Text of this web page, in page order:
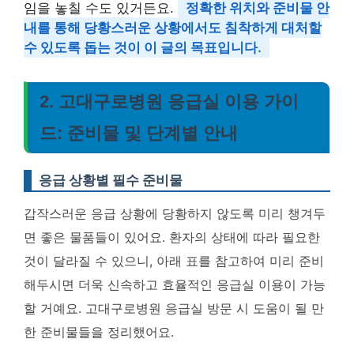
임을 놓칠 수도 있거든요.
정확한 위치와 준비물 안
내를 통해 당황스러운 상황에서도 침착하게 대처할
수 있도록 돕는 것이 이 글의 목표입니다.
2. 고대구로병원 응급실 이용 가이
드: 준비물 및 단계별 안내
응급 상황별 필수 준비물
갑작스러운 응급 상황에 당황하지 않도록 미리 챙겨두
면 좋은 물품들이 있어요. 환자의 상태에 따라 필요한
것이 달라질 수 있으니, 아래 표를 참고하여 미리 준비
해두시면 더욱 신속하고 효율적인 응급실 이용이 가능
할 거예요. 고대구로병원 응급실 방문 시 도움이 될 만
한 준비물들을 정리했어요.